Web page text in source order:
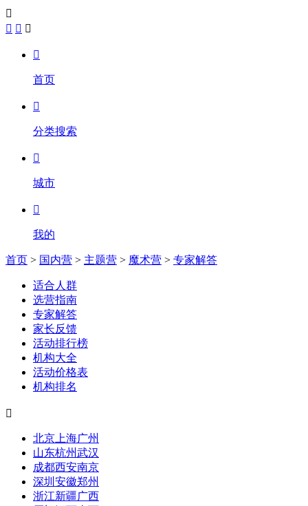

  

首页

分类搜索

城市

我的
首页 > 国内营 > 主题营 > 魔术营 > 专家解答
适合人群
选营指南
专家解答
家长反馈
活动排行榜
机构大全
活动价格表
机构排名

北京 上海广州
山东杭州武汉
成都西安南京
深圳 安徽郑州
浙江新疆广西